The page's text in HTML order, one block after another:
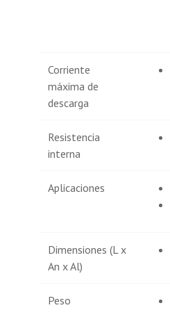
Corriente
máxima de
descarga
Resistencia
interna
Aplicaciones
Dimensiones (L x
An x Al)
Peso